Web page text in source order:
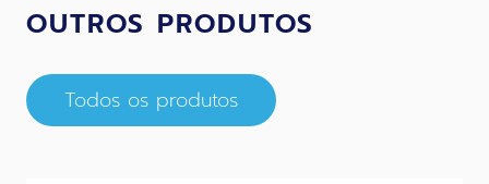
OUTROS PRODUTOS
Todos os produtos